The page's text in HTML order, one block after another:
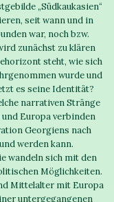
„Südkaukasien“
seit wann und in
war, noch bzw.
zunächst zu klären
steht, wie sich
wurde und
es seine Identität?
narrativen Stränge
Europa verbinden
Georgiens nach
werden kann.
wandeln sich mit den
Möglichkeiten.
Mittelalter mit Europa
untergegangenen